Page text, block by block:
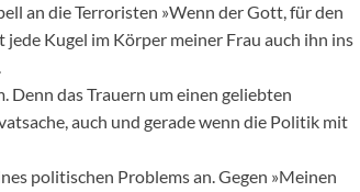
an die Terroristen »Wenn der Gott, für den
Kugel im Körper meiner Frau auch ihn ins
Denn das Trauern um einen geliebten
auch und gerade wenn die Politik mit
politischen Problems an. Gegen »Meinen